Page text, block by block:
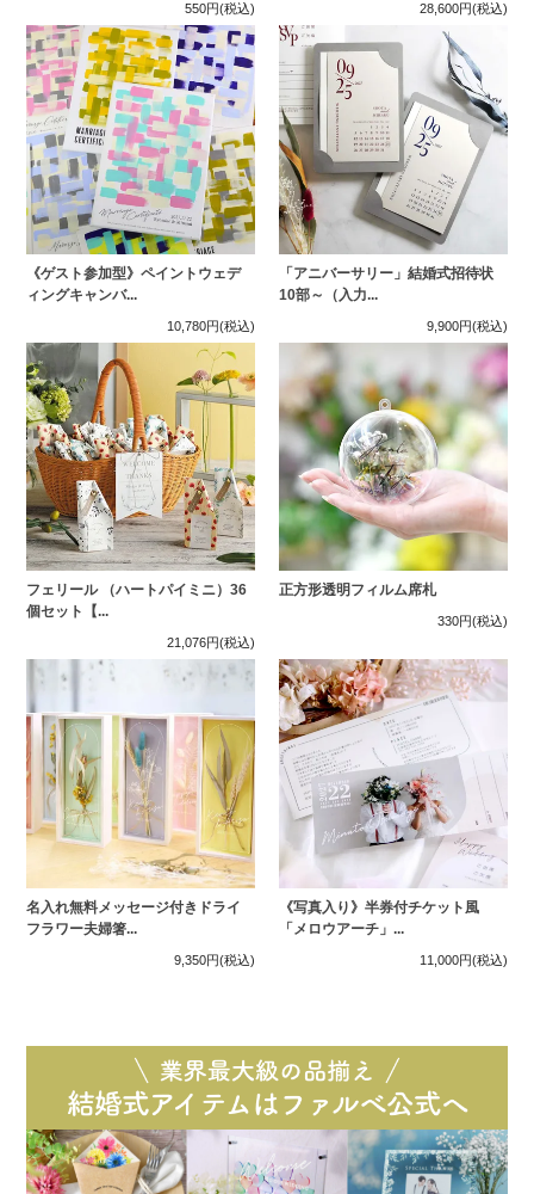
550円(税込) 28,600円(税込)
《ゲスト参加型》ペイントウェデ
ィングキャンバ...
10,780円(税込)
「アニバーサリー」結婚式招待状
10部～（入力...
9,900円(税込)
フェリール （ハートパイミニ）36
個セット【...
21,076円(税込)
正方形透明フィルム席札
330円(税込)
名入れ無料メッセージ付きドライ
フラワー夫婦箸...
9,350円(税込)
《写真入り》半券付チケット風
「メロウアーチ」...
11,000円(税込)